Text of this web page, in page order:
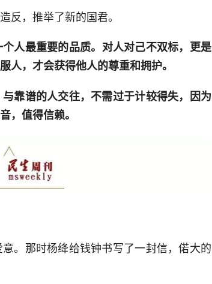
反，推举了新的国君。
人最重要的品质。对人对己不双标，更是
人，才会获得他人的尊重和拥护。
靠谱的人交往，不需过于计较得失，因为
，值得信赖。
。那时杨绛给钱钟书写了一封信，偌大的